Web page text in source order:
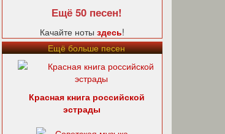
Ещё 50 песен!
Качайте ноты здесь!
Ещё больше песен
Красная книга российской
эстрады